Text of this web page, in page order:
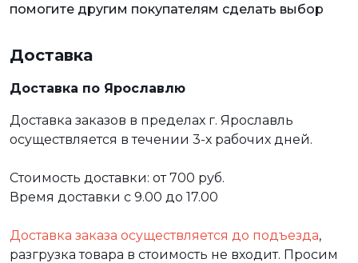
помогите другим покупателям сделать выбор
Доставка
Доставка по Ярославлю
Доставка заказов в пределах г. Ярославль
осуществляется в течении 3-х рабочих дней.
Стоимость доставки: от 700 руб.
Время доставки с 9.00 до 17.00
Доставка заказа осуществляется до подъезда,
разгрузка товара в стоимость не входит. Просим